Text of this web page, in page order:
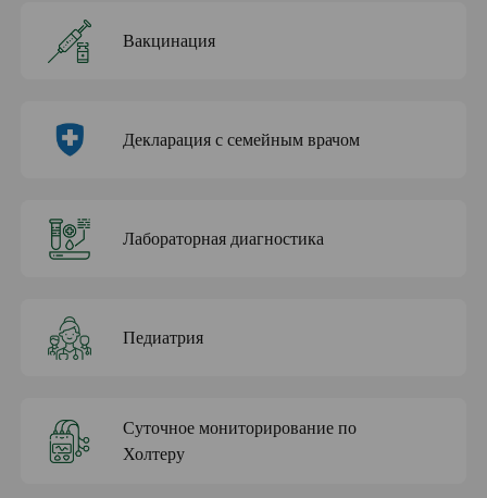
Вакцинация
Декларация с семейным врачом
Лабораторная диагностика
Педиатрия
Суточное мониторирование по
Холтеру